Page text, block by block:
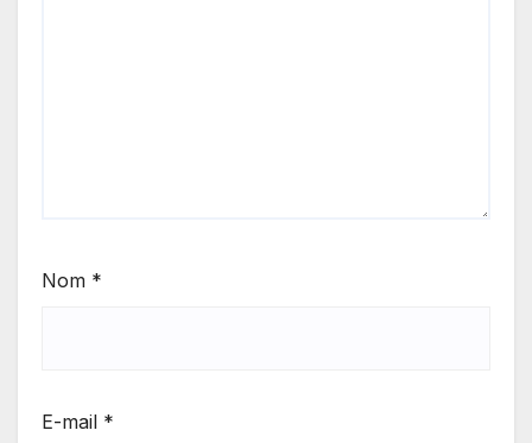
Nom *
E-mail *